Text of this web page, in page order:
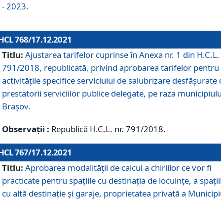
- 2023.
768/17.12.2021
Titlu: Ajustarea tarifelor cuprinse în Anexa nr. 1 din H.C.L.
791/2018, republicată, privind aprobarea tarifelor pentru
activităţile specifice serviciului de salubrizare desfăşurate
prestatorii serviciilor publice delegate, pe raza
Braşov.
Observații : Republică H.C.L. nr. 791/2018.
767/17.12.2021
Titlu: Aprobarea modalității de calcul a chiriilor ce vor fi
practicate pentru spaţiile cu destinaţia de locuinţe, a
cu altă destinaţie şi garaje, proprietatea privată a